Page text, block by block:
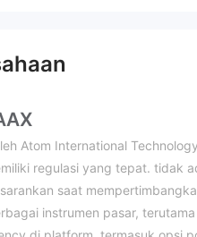
Atom International
regulasi yang tepat. tidak
saat
instrumen pasar,